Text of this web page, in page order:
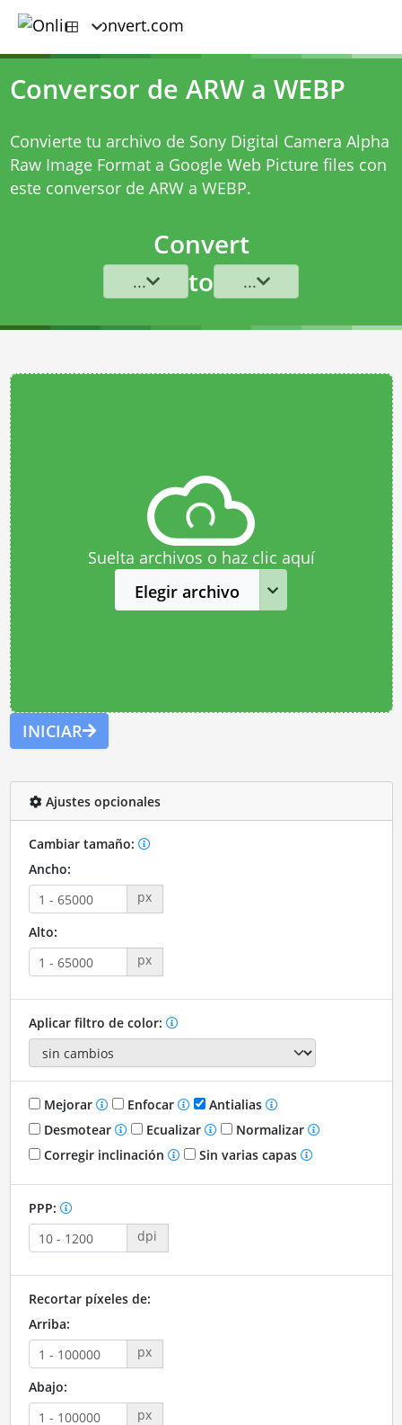
Conversor de ARW a WEBP
Convierte tu archivo de Sony Digital Camera Alpha
Raw Image Format a Google Web Picture files con
este conversor de ARW a WEBP.
Convert
... to ...
Suelta archivos o haz clic aquí
Elegir archivo
INICIAR
Ajustes opcionales
Cambiar tamaño:
Ancho:
px
Alto:
px
Aplicar filtro de color:
Mejorar Enfocar
Antialias
Desmotear
Ecualizar
Normalizar
Corregir inclinación
Sin varias capas
PPP:
dpi
Recortar píxeles de:
Arriba:
px
Abajo:
px